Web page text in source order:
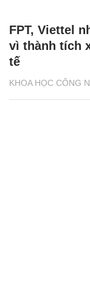
KHOA HỌC CÔNG
FPT, Viettel
vì thành tích
tế